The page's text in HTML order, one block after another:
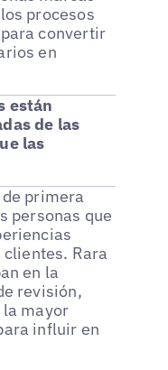
procesos
convertir
en
están
de las
las
primera
personas que
Rara
en la
revisión,
mayor
influir en